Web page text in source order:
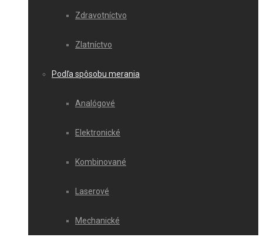
Zdravotníctvo
Zlatníctvo
Podľa spôsobu merania
Analógové
Elektronické
Kombinované
Laserové
Mechanické